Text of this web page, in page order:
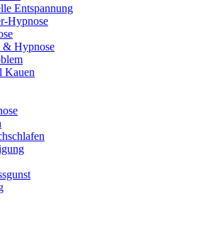
Entspannung
Hypnose
& Hypnose
Kauen